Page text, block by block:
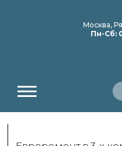
Москва,
Пн-Сб: